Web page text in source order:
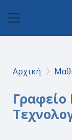
Αρχική